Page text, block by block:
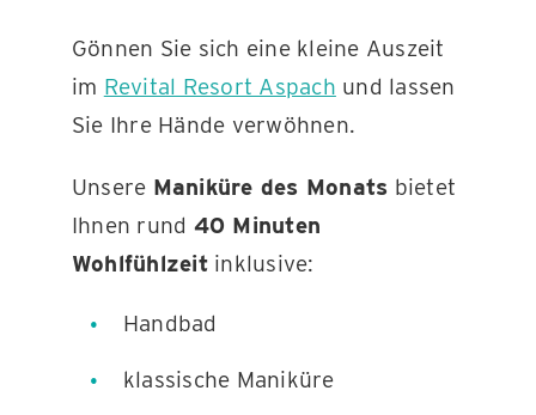
Gönnen Sie sich eine kleine Auszeit
im Revital Resort Aspach und lassen
Sie Ihre Hände verwöhnen.
Unsere Maniküre des Monats bietet
Ihnen rund 40 Minuten
Wohlfühlzeitinklusive:
Handbad
klassische Maniküre